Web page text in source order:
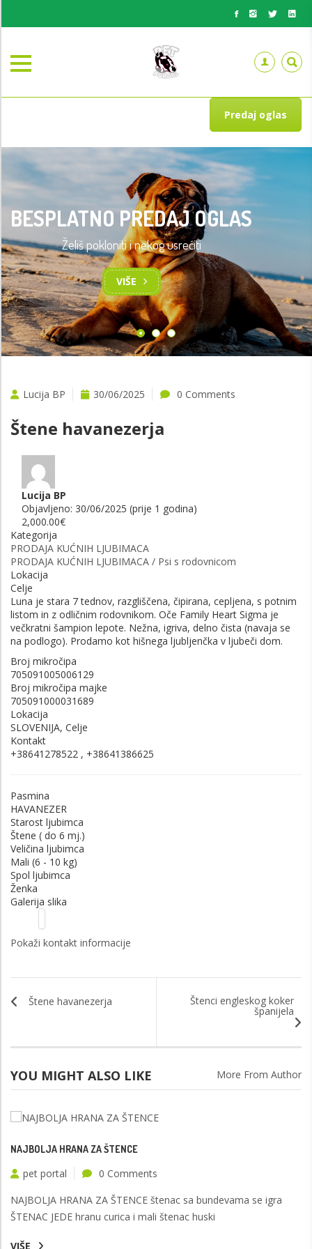
Predaj oglas
BESPLATNO PREDAJ OGLAS
Želiš pokloniti i nekog usrećiti
VIŠE
Lucija BP 30/06/2025 0 Comments
Štene havanezerja
Lucija BP
Objavljeno: 30/06/2025 (prije 1 godina)
2,000.00€
Kategorija
PRODAJA KUĆNIH LJUBIMACA
PRODAJA KUĆNIH LJUBIMACA / Psi s rodovnicom
Lokacija
Celje
Luna je stara 7 tednov, razgliščena, čipirana, cepljena, s potnim
listom in z odličnim rodovnikom. Oče Family Heart Sigma je
večkratni šampion lepote. Nežna, igriva, delno čista (navaja se
na podlogo). Prodamo kot hišnega ljubljenčka v ljubeči dom.
Broj mikročipa
705091005006129
Broj mikročipa majke
705091000031689
Lokacija
SLOVENIJA, Celje
Kontakt
+38641278522 , +38641386625
Pasmina
HAVANEZER
Starost ljubimca
Štene ( do 6 mj.)
Veličina ljubimca
Mali (6 - 10 kg)
Spol ljubimca
Ženka
Galerija slika
Pokaži kontakt informacije
Štene havanezerja Štenci engleskog koker
španijela
YOU MIGHT ALSO LIKE More From Author
NAJBOLJA HRANA ZA ŠTENCE
pet portal
0 Comments
NAJBOLJA HRANA ZA ŠTENCE štenac sa bundevama se igra
ŠTENAC JEDE hranu curica i mali štenac huski
VIŠE